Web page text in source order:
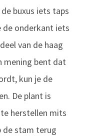
buxus iets taps
de onderkant iets
van de haag
mening bent dat
kun je de
De plant is
herstellen mits
de stam terug